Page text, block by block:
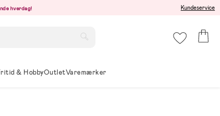
hverdag! Kundeservice
& HobbyOutletVaremærker